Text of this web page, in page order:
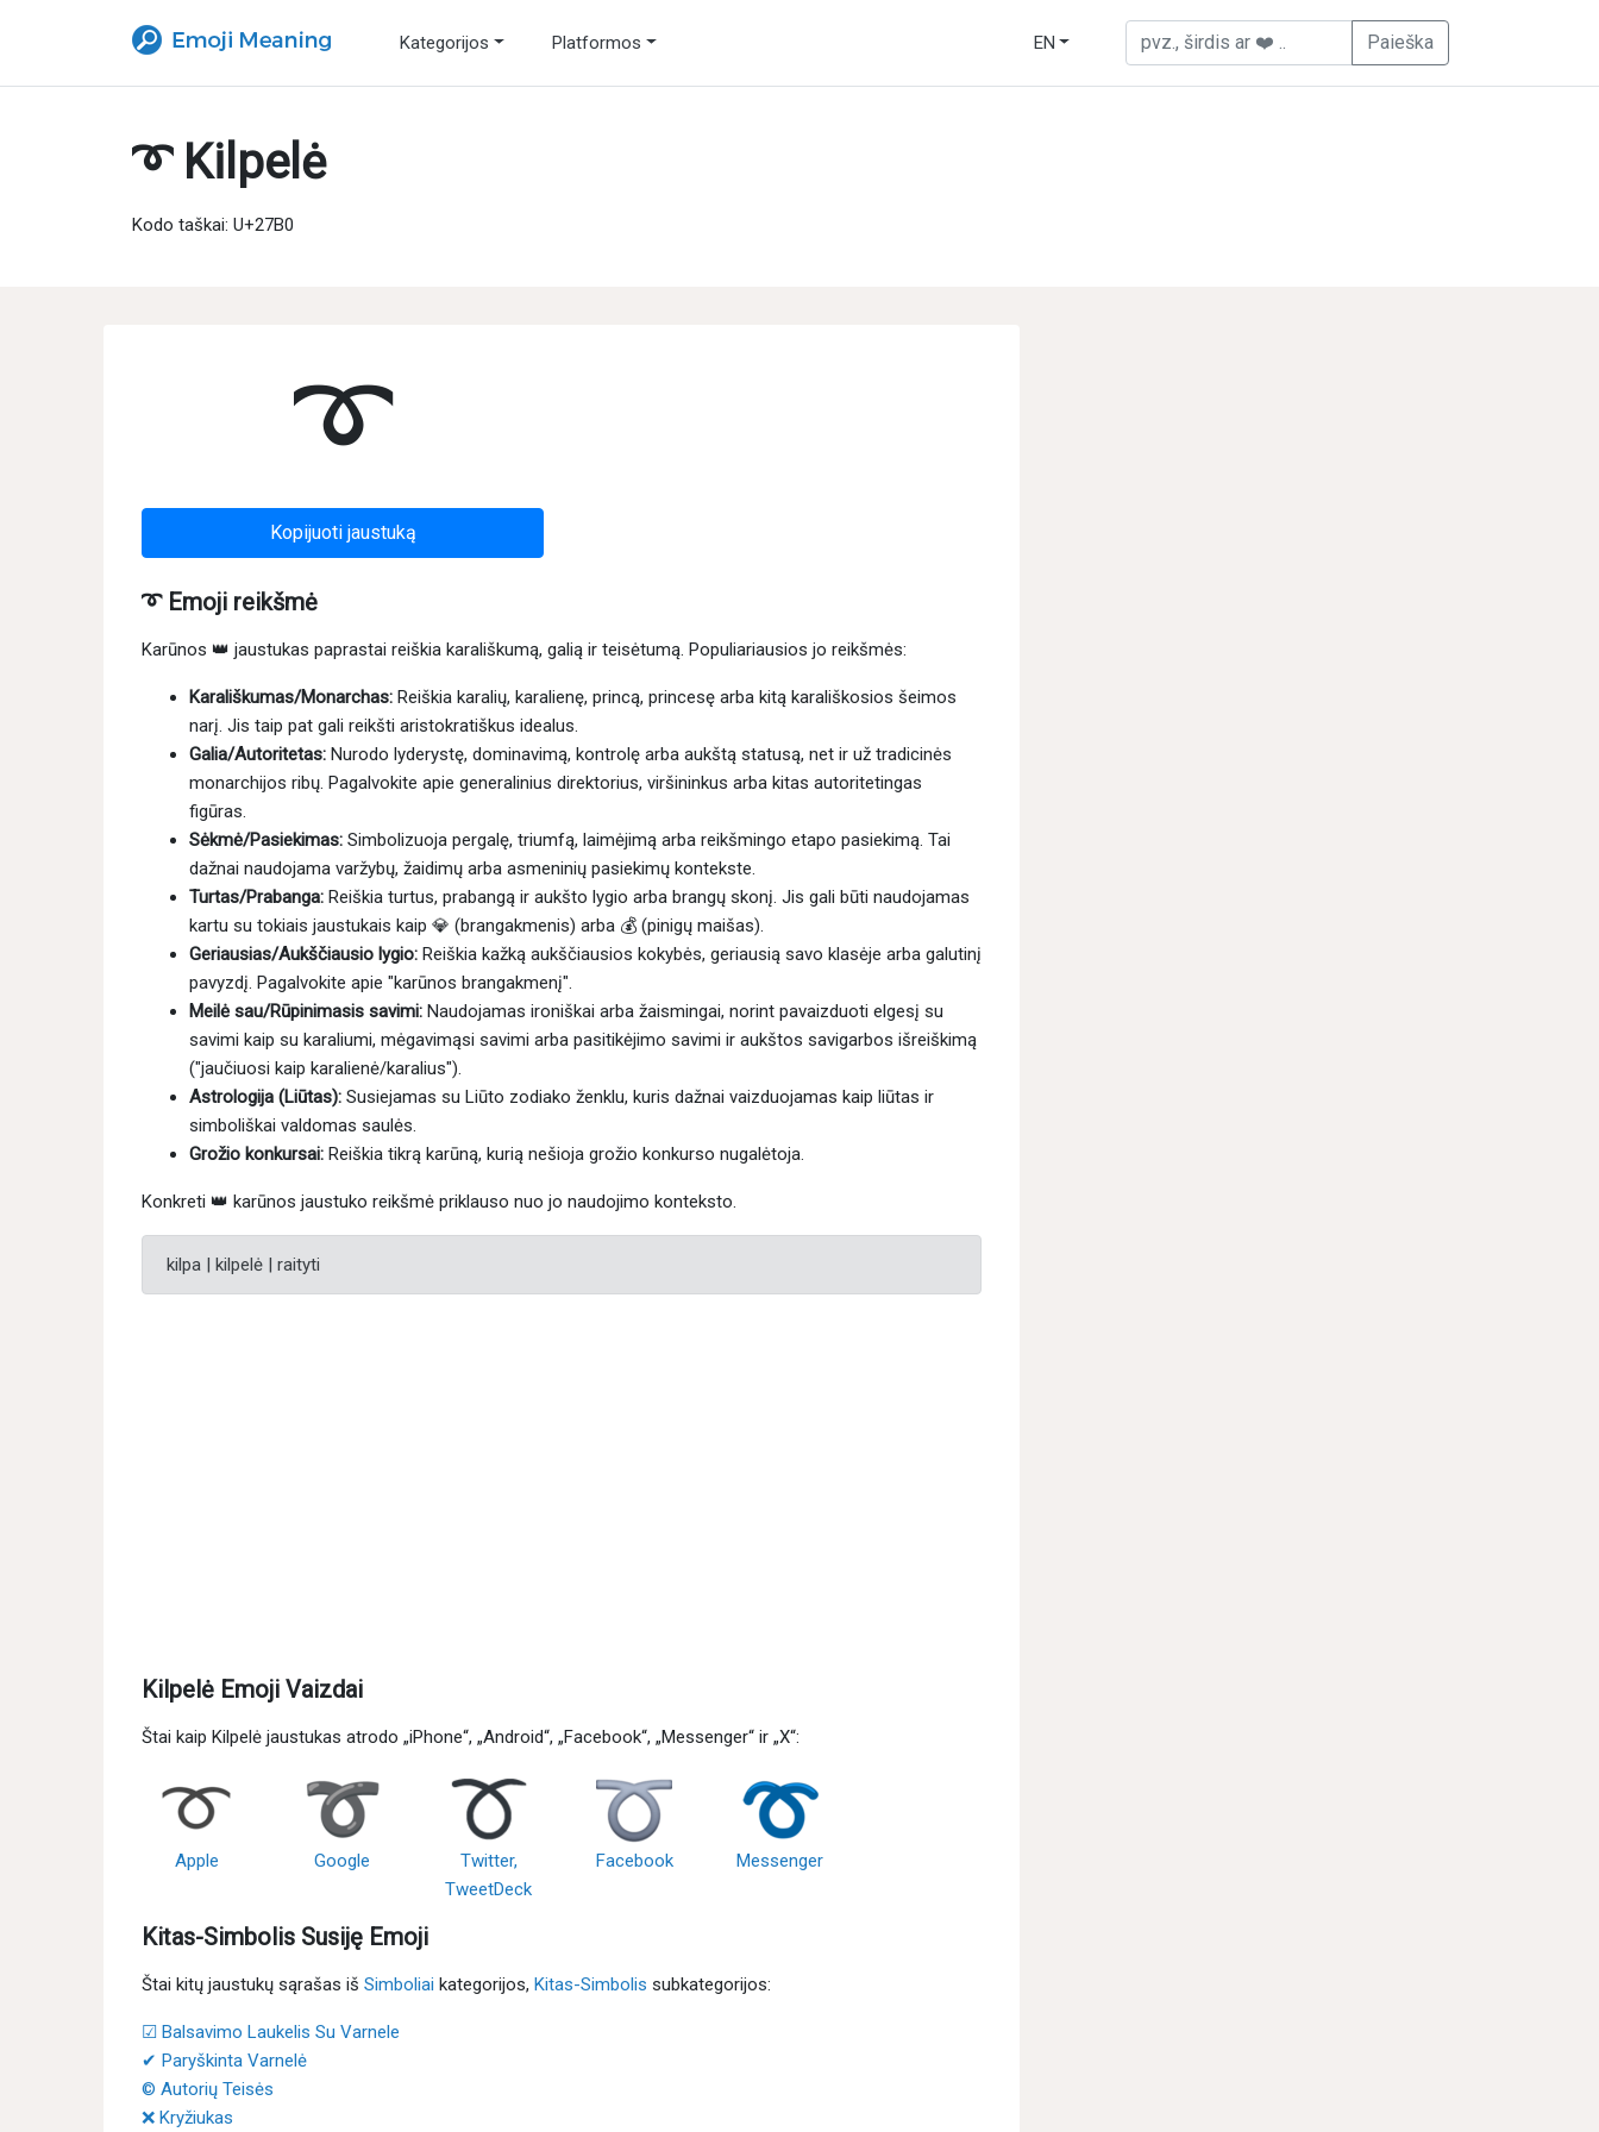
Kategorijos Platformos EN
➰ Kilpelė
Kodo taškai: U+27B0
➰
Kopijuoti jaustuką
➰ Emoji reikšmė
Karūnos 👑 jaustukas paprastai reiškia karališkumą, galią ir teisėtumą. Populiariausios jo reikšmės:
Karališkumas/Monarchas: Reiškia karalių, karalienę, princą, princesę arba kitą karališkosios šeimos
narį. Jis taip pat gali reikšti aristokratiškus idealus.
Galia/Autoritetas: Nurodo lyderystę, dominavimą, kontrolę arba aukštą statusą, net ir už tradicinės
monarchijos ribų. Pagalvokite apie generalinius direktorius, viršininkus arba kitas autoritetingas
figūras.
Sėkmė/Pasiekimas: Simbolizuoja pergalę, triumfą, laimėjimą arba reikšmingo etapo pasiekimą. Tai
dažnai naudojama varžybų, žaidimų arba asmeninių pasiekimų kontekste.
Turtas/Prabanga: Reiškia turtus, prabangą ir aukšto lygio arba brangų skonį. Jis gali būti naudojamas
kartu su tokiais jaustukais kaip 💎 (brangakmenis) arba 💰 (pinigų maišas).
Geriausias/Aukščiausio lygio: Reiškia kažką aukščiausios kokybės, geriausią savo klasėje arba galutinį
pavyzdį. Pagalvokite apie "karūnos brangakmenį".
Meilė sau/Rūpinimasis savimi: Naudojamas ironiškai arba žaismingai, norint pavaizduoti elgesį su
savimi kaip su karaliumi, mėgavimąsi savimi arba pasitikėjimo savimi ir aukštos savigarbos išreiškimą
("jaučiuosi kaip karalienė/karalius").
Astrologija (Liūtas): Susiejamas su Liūto zodiako ženklu, kuris dažnai vaizduojamas kaip liūtas ir
simboliškai valdomas saulės.
Grožio konkursai: Reiškia tikrą karūną, kurią nešioja grožio konkurso nugalėtoja.
Konkreti 👑 karūnos jaustuko reikšmė priklauso nuo jo naudojimo konteksto.
kilpa | kilpelė | raityti
Kilpelė Emoji Vaizdai
Štai kaip Kilpelė jaustukas atrodo „iPhone“, „Android“, „Facebook“, „Messenger“ ir „X“:
Apple Google
Twitter,
TweetDeck
Facebook Messenger
Kitas-Simbolis Susiję Emoji
Štai kitų jaustukų sąrašas iš Simboliai kategorijos, Kitas-Simbolis subkategorijos:
☑ Balsavimo Laukelis Su Varnele
✔ Paryškinta Varnelė
© Autorių Teisės
❌ Kryžiukas